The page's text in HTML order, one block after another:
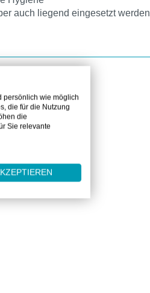
auch liegend eingesetzt werden
persönlich wie möglich
die für die Nutzung
die
Sie relevante